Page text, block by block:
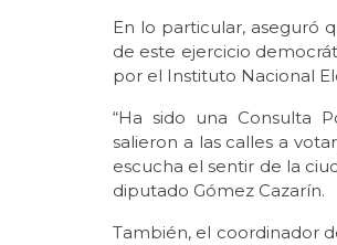
En lo particular, aseguró
de este ejercicio
por el Instituto Nacional
“Ha sido una Consulta
salieron a las calles a
escucha el sentir de la
diputado Gómez Cazarín.
También, el coordinador